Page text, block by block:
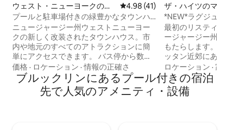
ウェスト・ニューヨークの一
軒家
レビュー41件、5つ星中4.98つ
4.98 (41)
プールと駐車場付きの緑豊かなタウンハ
ウス。
ニュージャージー州ウェストニューヨー
クの新しく改装されたタウンハウス。市
内や地元のすべてのアトラクションに簡
単にアクセスできます。 バス停から数歩
です。マンハッタンのミッドタウンまで
の所要時間は15 ～20分です。 各寝室には
スマートテレビ、エアコン、天井ファン
が備わっています。 完全にフェンスで囲
価格 · ロケーション ·情報の正確さ
ザ・ハイツのマン
パート
*NEW*ラグジュ
ム、プール＆その
最初のリスティン
ージャージー州ホ
もたらします。
ッタン近郊にある
す。この1,300平
は、設備の整った
ンベッドの寝室2
ム2室があります
ロケーション ·家
ブルックリンにあるプール付きの宿泊
先で人気のアメニティ・設備